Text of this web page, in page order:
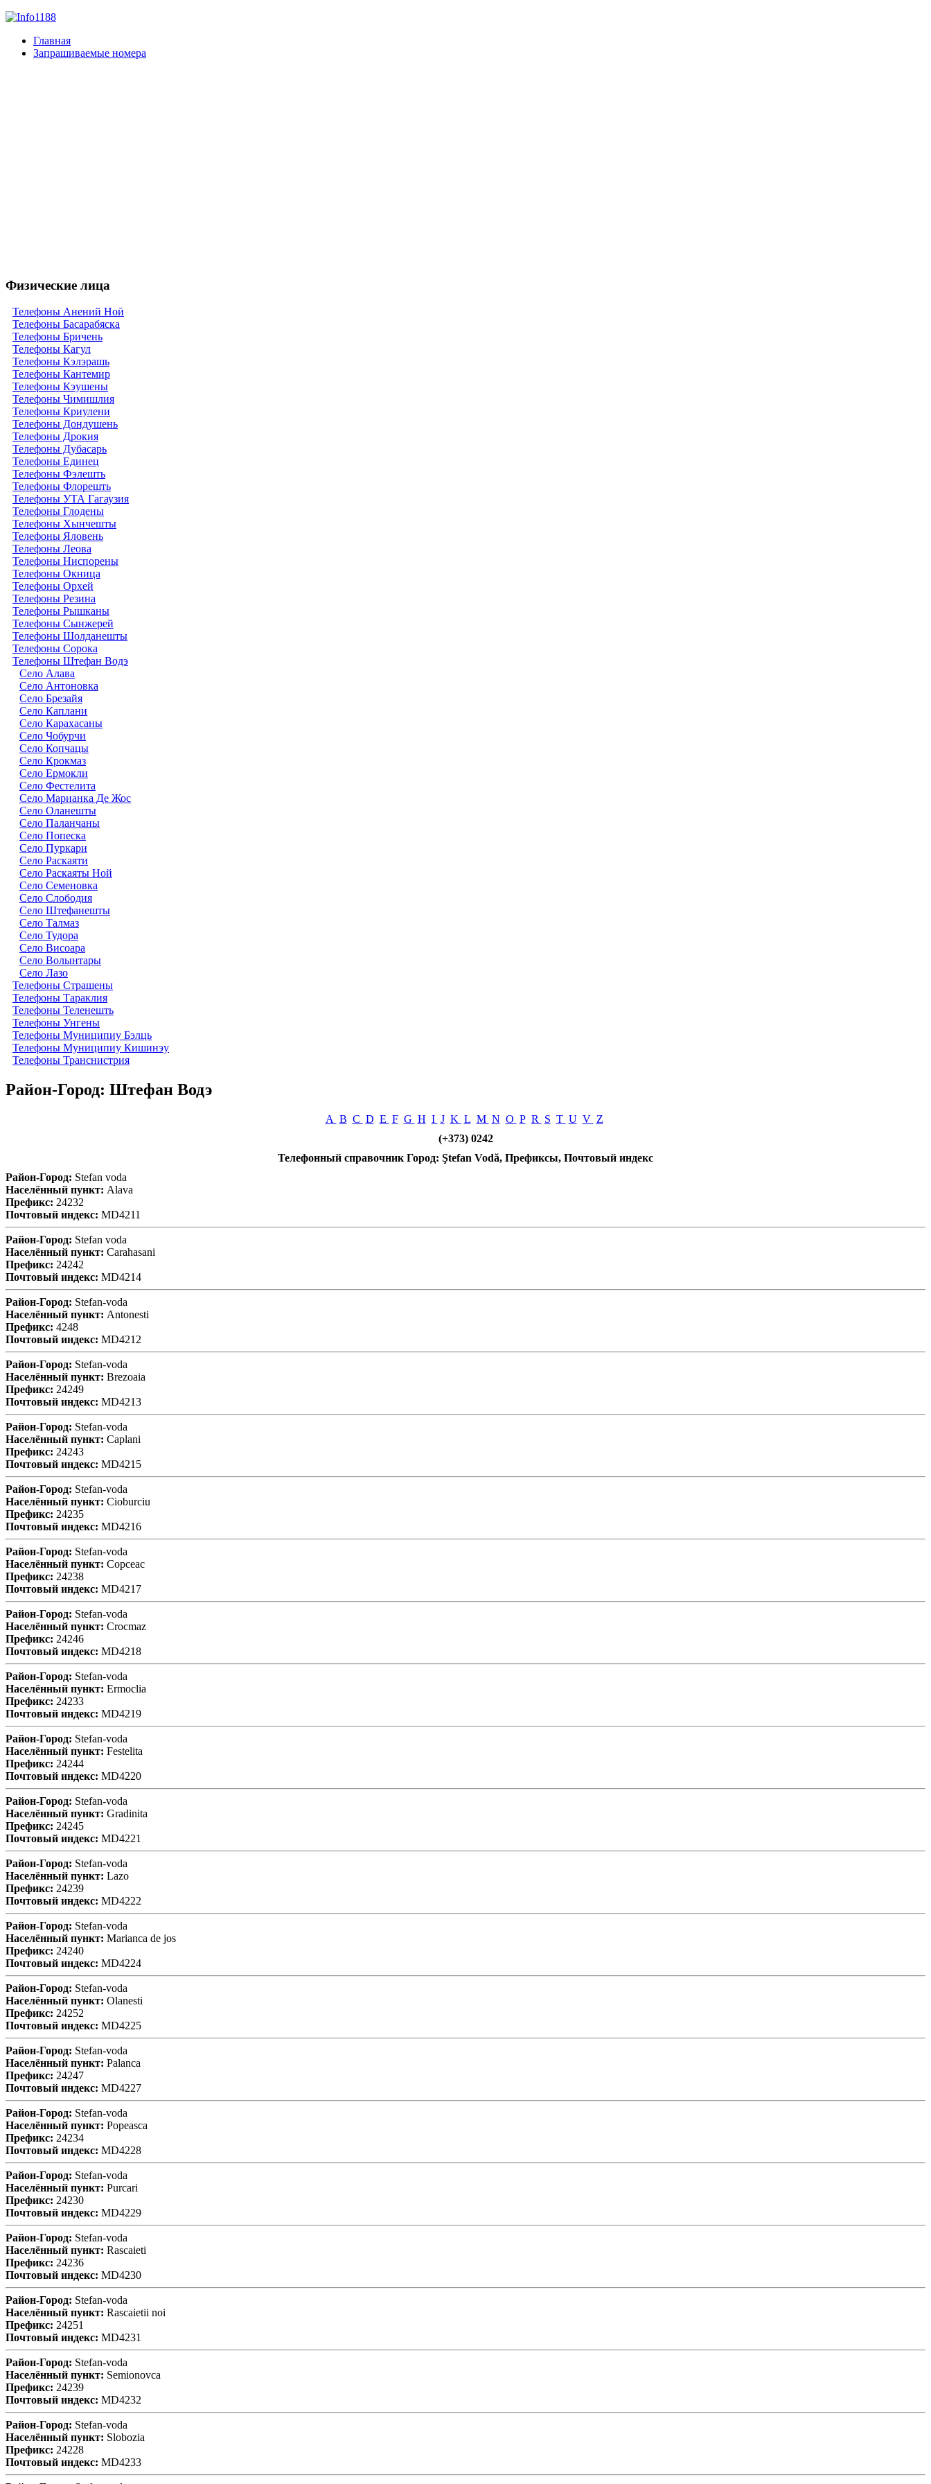
Главная
Запрашиваемые номера
Физические лица
Телефоны Анений Ноӣ
Телефоны Басарабяска
Телефоны Бричень
Телефоны Кагул
Телефоны Кэлэрашь
Телефоны Кантемир
Телефоны Кэушены
Телефоны Чимишлия
Телефоны Криулени
Телефоны Дондушень
Телефоны Дрокия
Телефоны Дубасарь
Телефоны Единец
Телефоны Фэлешть
Телефоны Флорешть
Телефоны УТА Гагаузия
Телефоны Глодены
Телефоны Хынчешты
Телефоны Яловень
Телефоны Леова
Телефоны Ниспорены
Телефоны Окница
Телефоны Орхей
Телефоны Резина
Телефоны Рышканы
Телефоны Сынжерей
Телефоны Шолданешты
Телефоны Сорока
Телефоны Штефан Водэ
Село Алава
Село Антоновка
Село Брезайя
Село Каплани
Село Карахасаны
Село Чобурчи
Село Копчацы
Село Крокмаз
Село Ермокли
Село Фестелита
Село Марианка Де Жос
Село Оланешты
Село Паланчаны
Село Попеска
Село Пуркари
Село Раскаяти
Село Раскаяты Ной
Село Семеновка
Село Слободия
Село Штефанешты
Село Талмаз
Село Тудора
Село Висоара
Село Волынтары
Село Лазо
Телефоны Страшены
Телефоны Тараклия
Телефоны Теленешть
Телефоны Унгены
Телефоны Муниципиу Бэлць
Телефоны Муниципиу Кишинэу
Телефоны Транснистрия
Район-Город: Штефан Водэ
A B C D E F G H I J K L M N O P R S T U V Z
(+373) 0242
Телефонный справочник Город: Ştefan Vodă, Префиксы, Почтовый индекс
Район-Город: Stefan voda
Населённый пункт: Alava
Префикс: 24232
Почтовый индекс: MD4211
Район-Город: Stefan voda
Населённый пункт: Carahasani
Префикс: 24242
Почтовый индекс: MD4214
Район-Город: Stefan-voda
Населённый пункт: Antonesti
Префикс: 4248
Почтовый индекс: MD4212
Район-Город: Stefan-voda
Населённый пункт: Brezoaia
Префикс: 24249
Почтовый индекс: MD4213
Район-Город: Stefan-voda
Населённый пункт: Caplani
Префикс: 24243
Почтовый индекс: MD4215
Район-Город: Stefan-voda
Населённый пункт: Cioburciu
Префикс: 24235
Почтовый индекс: MD4216
Район-Город: Stefan-voda
Населённый пункт: Copceac
Префикс: 24238
Почтовый индекс: MD4217
Район-Город: Stefan-voda
Населённый пункт: Crocmaz
Префикс: 24246
Почтовый индекс: MD4218
Район-Город: Stefan-voda
Населённый пункт: Ermoclia
Префикс: 24233
Почтовый индекс: MD4219
Район-Город: Stefan-voda
Населённый пункт: Festelita
Префикс: 24244
Почтовый индекс: MD4220
Район-Город: Stefan-voda
Населённый пункт: Gradinita
Префикс: 24245
Почтовый индекс: MD4221
Район-Город: Stefan-voda
Населённый пункт: Lazo
Префикс: 24239
Почтовый индекс: MD4222
Район-Город: Stefan-voda
Населённый пункт: Marianca de jos
Префикс: 24240
Почтовый индекс: MD4224
Район-Город: Stefan-voda
Населённый пункт: Olanesti
Префикс: 24252
Почтовый индекс: MD4225
Район-Город: Stefan-voda
Населённый пункт: Palanca
Префикс: 24247
Почтовый индекс: MD4227
Район-Город: Stefan-voda
Населённый пункт: Popeasca
Префикс: 24234
Почтовый индекс: MD4228
Район-Город: Stefan-voda
Населённый пункт: Purcari
Префикс: 24230
Почтовый индекс: MD4229
Район-Город: Stefan-voda
Населённый пункт: Rascaieti
Префикс: 24236
Почтовый индекс: MD4230
Район-Город: Stefan-voda
Населённый пункт: Rascaietii noi
Префикс: 24251
Почтовый индекс: MD4231
Район-Город: Stefan-voda
Населённый пункт: Semionovca
Префикс: 24239
Почтовый индекс: MD4232
Район-Город: Stefan-voda
Населённый пункт: Slobozia
Префикс: 24228
Почтовый индекс: MD4233